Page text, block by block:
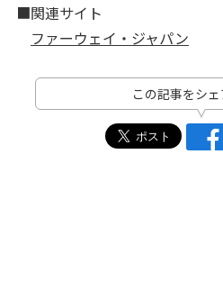
■関連サイト
ファーウェイ・ジャパン
この記事をシ